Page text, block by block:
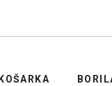
KOŠARKA